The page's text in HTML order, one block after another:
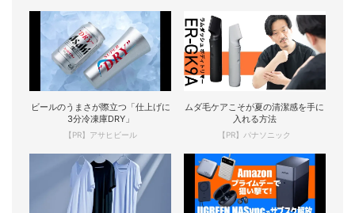
ビールのうまさが際立つ「仕上げに
3分冷凍庫DRY」
【PR】アサヒビール
ムダ毛ケアこそが夏の清潔感を手に
入れる方法
【PR】パナソニック